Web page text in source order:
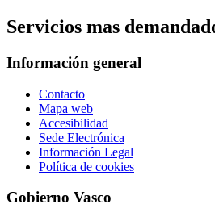
Servicios mas
Información general
Contacto
Mapa web
Accesibilidad
Sede Electrónica
Información Legal
Política de cookies
Gobierno Vasco